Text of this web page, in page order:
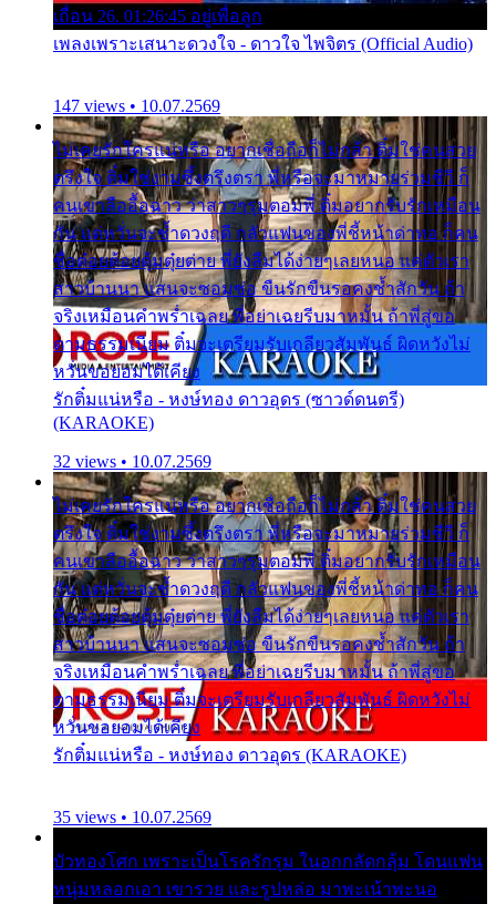
เถื่อน 26. 01:26:45 อยู่เพื่อลูก
เพลงเพราะเสนาะดวงใจ - ดาวใจ ไพจิตร (Official Audio)
147 views • 10.07.2569
ไม่เคยรักใครแน่หรือ อยากเชื่อถือก็ไม่กล้า ติ๋มใช่คนสวย
ตรึงใจ ติ๋มใช่งามซึ้งตรึงตรา พี่หรือจะมาหมายร่วมชีวี ก็
คนเขาลืออื้อฉาว ว่าสาวๆรุมตอมพี่ ติ๋มอยากรับรักเหมือน
กัน แต่หวั่นจะช้ำดวงฤดี กลัวแฟนของพี่ชี้หน้าด่าทอ ก็คน
ชื่อต๋อยต้อยตุ้มตุ๋ยต่าย พี่ยังลืมได้ง่ายๆเลยหนอ แค่ตัวเรา
สาวบ้านนา แสนจะซอมซ่อ ขืนรักขืนรอคงช้ำสักวัน ถ้า
จริงเหมือนคำพร่ำเฉลย พี่อย่าเฉยรีบมาหมั้น ถ้าพี่สู่ขอ
ตามธรรมเนียม ติ๋มจะเตรียมรับเกลียวสัมพันธ์ ผิดหวังไม่
หวั่นขอยอมได้เคียง
รักติ๋มแน่หรือ - หงษ์ทอง ดาวอุดร (ซาวด์ดนตรี)
(KARAOKE)
32 views • 10.07.2569
ไม่เคยรักใครแน่หรือ อยากเชื่อถือก็ไม่กล้า ติ๋มใช่คนสวย
ตรึงใจ ติ๋มใช่งามซึ้งตรึงตรา พี่หรือจะมาหมายร่วมชีวี ก็
คนเขาลืออื้อฉาว ว่าสาวๆรุมตอมพี่ ติ๋มอยากรับรักเหมือน
กัน แต่หวั่นจะช้ำดวงฤดี กลัวแฟนของพี่ชี้หน้าด่าทอ ก็คน
ชื่อต๋อยต้อยตุ้มตุ๋ยต่าย พี่ยังลืมได้ง่ายๆเลยหนอ แค่ตัวเรา
สาวบ้านนา แสนจะซอมซ่อ ขืนรักขืนรอคงช้ำสักวัน ถ้า
จริงเหมือนคำพร่ำเฉลย พี่อย่าเฉยรีบมาหมั้น ถ้าพี่สู่ขอ
ตามธรรมเนียม ติ๋มจะเตรียมรับเกลียวสัมพันธ์ ผิดหวังไม่
หวั่นขอยอมได้เคียง
รักติ๋มแน่หรือ - หงษ์ทอง ดาวอุดร (KARAOKE)
35 views • 10.07.2569
บัวทองโศก เพราะเป็นโรครักรุม ในอกกลัดกลุ้ม โดนแฟน
หนุ่มหลอกเอา เขารวย และรูปหล่อ มาพะเน้าพะนอ